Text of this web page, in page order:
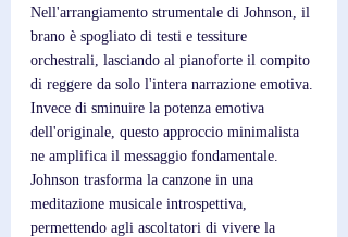
Nell'arrangiamento strumentale di Johnson, il
brano è spogliato di testi e tessiture
orchestrali, lasciando al pianoforte il compito
di reggere da solo l'intera narrazione emotiva.
Invece di sminuire la potenza emotiva
dell'originale, questo approccio minimalista
ne amplifica il messaggio fondamentale.
Johnson trasforma la canzone in una
meditazione musicale introspettiva,
permettendo agli ascoltatori di vivere la